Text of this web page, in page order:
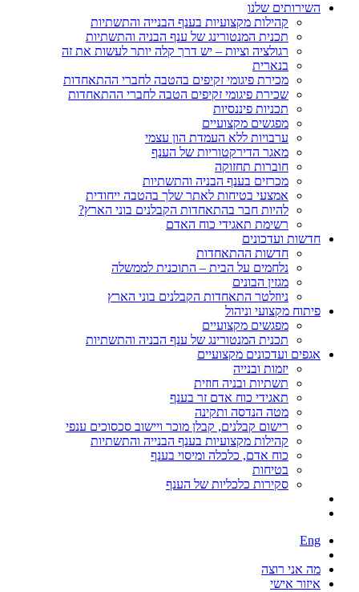
השירותים שלנו
קהילות מקצועיות בענף הבנייה והתשתיות
תכנית המנטורינג של ענף הבניה והתשתיות
רגולציה וציות – יש דרך קלה יותר לעשות את זה
בנארית
מכירת פיגומי זקיפים בהטבה לחברי ההתאחדות
שכירת פיגומי זקיפים הטבה לחברי ההתאחדות
תכניות פיננסיות
מפגשים מקצועיים
ערבויות ללא העמדת הון עצמי
מאגר הדירקטוריות של הענף
חוברות תחזוקה
מכרזים בענף הבניה והתשתיות
אמצעי בטיחות לאתר שלך בהטבה ייחודית
להיות חבר בהתאחדות הקבלנים בוני הארץ?
רשימת תאגידי כוח האדם
חדשות ועדכונים
חדשות ההתאחדות
נלחמים על הבית – התוכנית לממשלה
מגזין הבונים
ניוזלטר התאחדות הקבלנים בוני הארץ
פיתוח מקצועי וניהול
מפגשים מקצועיים
תכנית המנטורינג של ענף הבניה והתשתיות
אגפים ועדכונים מקצועיים
יזמות ובנייה
תשתיות ובניה חוזית
תאגידי כוח אדם זר בענף
מטה הנדסה ותקינה
רישום קבלנים, קבלן מוכר ויישוב סכסוכים ענפי
קהילות מקצועיות בענף הבנייה והתשתיות
כוח אדם, כלכלה ומיסוי בענף
בטיחות
סקירות כלכליות של הענף
Eng
מה אני רוצה
איזור אישי